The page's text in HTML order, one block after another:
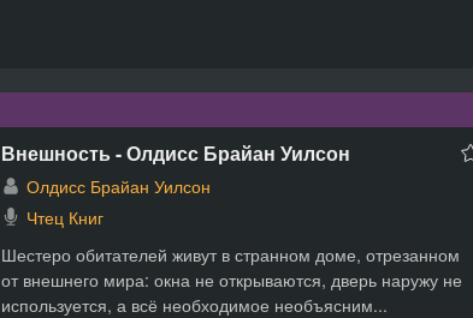
Внешность - Олдисс Брайан Уилсон
Олдисс Брайан Уилсон
Чтец Книг
Шестеро обитателей живут в странном доме, отрезанном
от внешнего мира: окна не открываются, дверь наружу не
используется, а всё необходимое необъясним...